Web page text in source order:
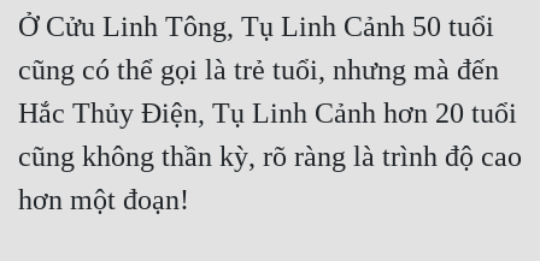
Dị Năng
Gia Đấu
Góc Nhìn Nam
Góc Nhìn Nữ
Huyền Huyễn
Ở Cửu Linh Tông, Tụ Linh Cảnh 50 tuổi
cũng có thể gọi là trẻ tuổi, nhưng mà đến
Hắc Thủy Điện, Tụ Linh Cảnh hơn 20 tuổi
cũng không thần kỳ, rõ ràng là trình độ cao
hơn một đoạn!